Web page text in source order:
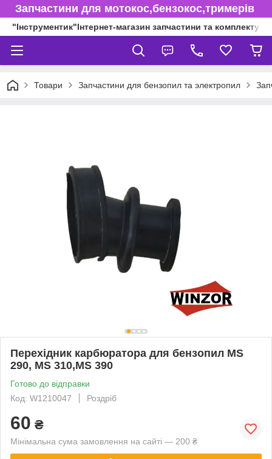
Запчастини для мотокос,бензокос,тримерів
"Інструментик"Інтернет-магазин запчастини та
Товари Запчастини для бензопил та электропил
Перехідник карбюратора для бензопил MS
290, MS 310,MS 390
Готово до відправки
Код: W1210047
Роздріб
60 ₴
Мінімальна сума замовлення на сайті — 200 ₴